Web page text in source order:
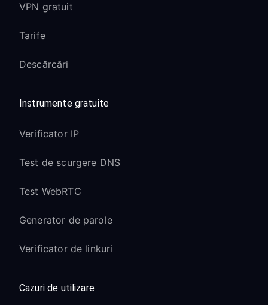
VPN gratuit
Tarife
Descărcări
Instrumente gratuite
Verificator IP
Test de scurgere DNS
Test WebRTC
Generator de parole
Verificator de linkuri
Cazuri de utilizare